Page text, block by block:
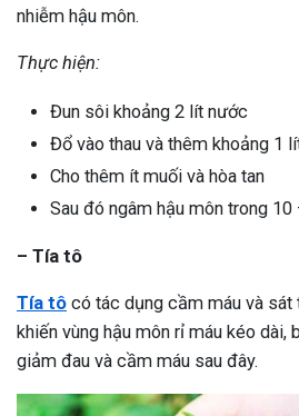
nhiễm hậu môn.
Thực hiện:
Đun sôi khoảng 2 lít nước
Đổ vào thau và thêm khoảng 1
Cho thêm ít muối và hòa tan
Sau đó ngâm hậu môn trong 10
– Tía tô
Tía tô có tác dụng cầm máu và sát
khiến vùng hậu môn rỉ máu kéo dài,
giảm đau và cầm máu sau đây.